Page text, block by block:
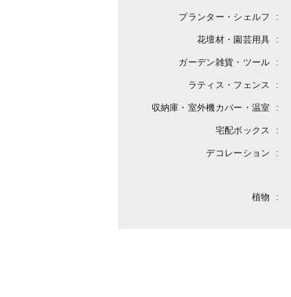
プランター・シェルフ
花壇材・園芸用具
ガーデン雑貨・ツール
ラティス・フェンス
収納庫・室外機カバー・温室
宅配ボックス
デコレーション
植物